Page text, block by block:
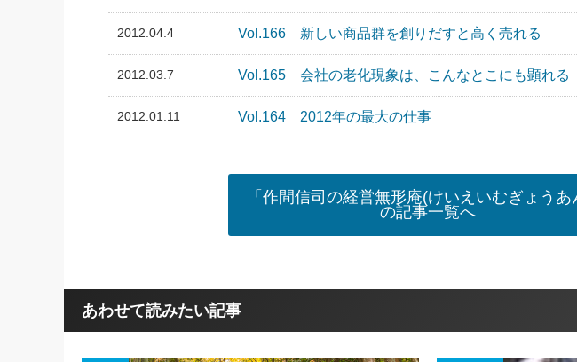
2012.04.4 Vol.166 新しい商品群を創りだすと高く売れる
2012.03.7 Vol.165 会社の老化現象は、こんなとこにも顕れる
2012.01.11 Vol.164 2012年の最大の仕事
「作間信司の経営無形庵(けいえいむぎょうあ
の記事一覧へ
あわせて読みたい記事